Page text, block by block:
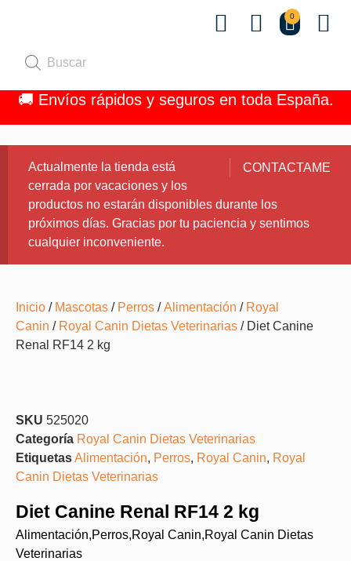
0
🚚 Envíos rápidos y seguros en toda España.
CONTACTAME
Actualmente la tienda está
cerrada por vacaciones y los
productos no estarán disponibles durante los
próximos días. Gracias por tu paciencia y sentimos
cualquier inconveniente.
Inicio / Mascotas / Perros /Alimentación / Royal
Canin / Royal Canin Dietas Veterinarias / Diet Canine
Renal RF14 2 kg
SKU 525020
Categoría Royal Canin Dietas Veterinarias
EtiquetasAlimentación, Perros, Royal Canin, Royal
Canin Dietas Veterinarias
Diet Canine Renal RF14 2 kg
Alimentación,Perros,Royal Canin,Royal Canin Dietas
Veterinarias